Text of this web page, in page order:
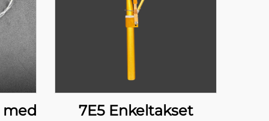
med
7E5 Enkeltakset